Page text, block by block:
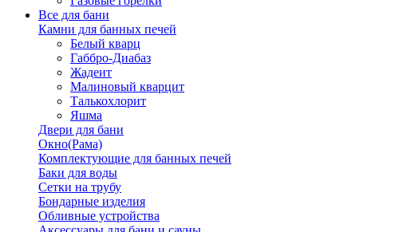
Все для бани
Камни для банных печей
Белый кварц
Габбро-Диабаз
Жадеит
Малиновый кварцит
Талькохлорит
Яшма
Двери для бани
Окно(Рама)
Комплектующие для банных печей
Баки для воды
Сетки на трубу
Бондарные изделия
Обливные устройства